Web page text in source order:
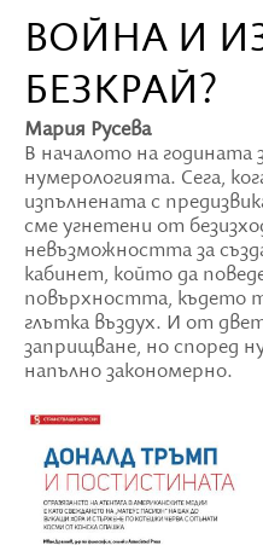
ВОЙНА И
БЕЗКРАЙ?
Мария Русева
В началото на годината
нумерологията. Сега,
изпълнената с
сме угнетени от
невъзможността за
кабинет, който да
повърхността, където
глътка въздух. И от
заприщване, но според
напълно закономерно.